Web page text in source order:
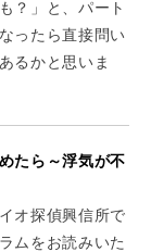
？」と、パート
ったら直接問い
るかと思いま
たら～浮気が不
オ探偵興信所で
ムをお読みいた